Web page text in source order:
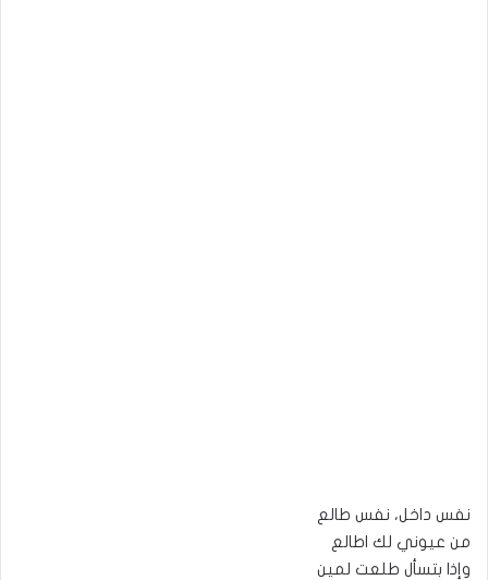
نفس داخل، نفس طالع
من عيوني لك اطالع
وإذا بتسأل طلعت لمين